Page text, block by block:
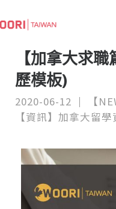
【加拿大求
歷模板)
2020-06-12 【
【資訊】加拿大留學